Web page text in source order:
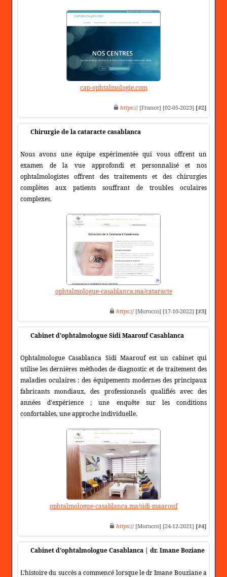
cap-ophtalmologie.com
https:// [France] [02-05-2023] [#2]
Chirurgie de la cataracte casablanca
Nous avons une équipe expérimentée qui vous offrent un
examen de la vue approfondi et personnalisé et nos
ophtalmologistes offrent des traitements et des chirurgies
complètes aux patients souffrant de troubles oculaires
complexes.
ophtalmologue-casablanca.ma/cataracte
https:// [Morocco] [17-10-2022] [#3]
Cabinet d'ophtalmologue Sidi Maarouf Casablanca
Ophtalmologue Casablanca Sidi Maarouf est un cabinet qui
utilise les dernières méthodes de diagnostic et de traitement des
maladies oculaires : des équipements modernes des principaux
fabricants mondiaux, des professionnels qualifiés avec des
années d'expérience ; une enquête sur les conditions
confortables, une approche individuelle.
ophtalmologue-casablanca.ma/sidi-maarouf
https:// [Morocco] [24-12-2021] [#4]
Cabinet d'ophtalmologue Casablanca | dr. Imane Boziane
L'histoire du succès a commencé lorsque le dr Imane Bouziane a